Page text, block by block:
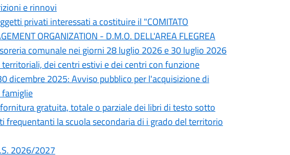
e rinnovi
privati interessati a costituire il "COMITATO
ORGANIZATION - D.M.O. DELL'AREA FLEGREA
comunale nei giorni 28 luglio 2026 e 30 luglio 2026
dei centri estivi e dei centri con funzione
dicembre 2025: Avviso pubblico per l'acquisizione di
gratuita, totale o parziale dei libri di testo sotto
la scuola secondaria di i grado del territorio
2026/2027